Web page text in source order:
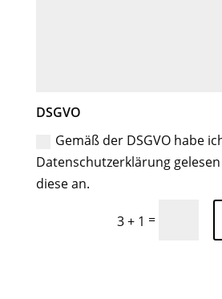
DSGVO
Gemäß der DSGVO habe
Datenschutzerklärung
diese an.
3 + 1 =